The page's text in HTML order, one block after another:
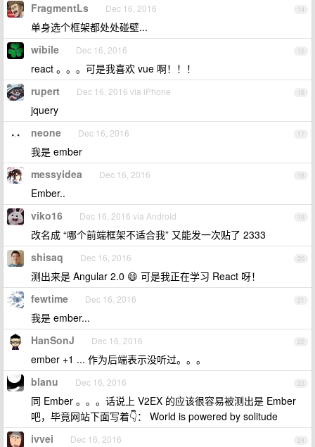
14
FragmentLs Dec 16, 2016
单身选个框架都处处碰壁...
15
wibile Dec 16, 2016
react 。。。可是我喜欢 vue 啊！！！
16
rupert Dec 16, 2016 via iPhone
jquery
17
neone Dec 16, 2016
我是 ember
18
messyidea Dec 16, 2016
Ember..
19
viko16 Dec 16, 2016 via Android
改名成 “哪个前端框架不适合我” 又能发一次贴了 2333
20
shisaq Dec 16, 2016
测出来是 Angular 2.0 😄 可是我正在学习 React 呀！
21
fewtime Dec 16, 2016
我是 ember...
22
HanSonJ Dec 16, 2016
ember +1 ... 作为后端表示没听过。。。
23
blanu Dec 16, 2016
同 Ember 。。。话说上 V2EX 的应该很容易被测出是 Ember
吧，毕竟网站下面写着👇： World is powered by solitude
24
ivvei Dec 16, 2016